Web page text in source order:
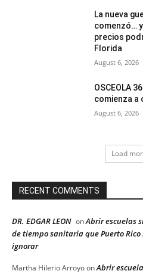
La nueva
comenzó…
precios
Florida
August 6, 2026
OSCEOLA
comienza a
August 6, 2026
Load
RECENT COMMENTS
DR. EDGAR LEON onAbrir escuelas
de tiempo sanitaria que Puerto
ignorar
Martha Hilerio ArroyoonAbrir